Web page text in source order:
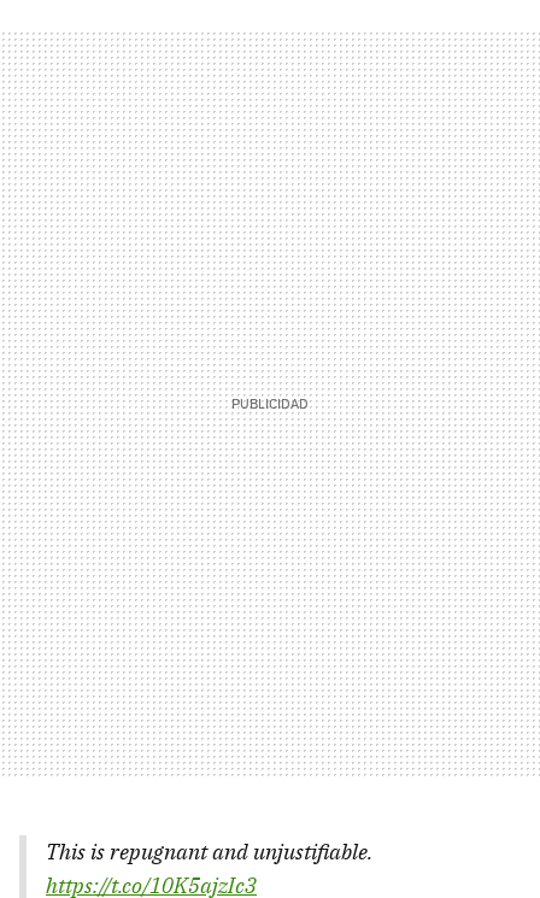
This is repugnant and unjustifiable.
https://t.co/10K5ajzIc3